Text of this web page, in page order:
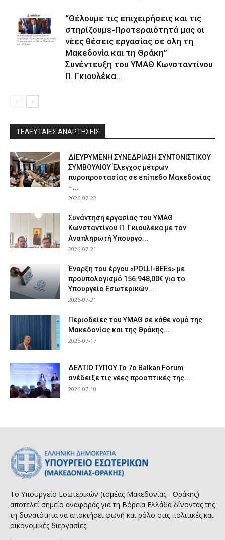
“Θέλουμε τις επιχειρήσεις και τις
στηρίζουμε-Προτεραιότητά μας οι
νέες θέσεις εργασίας σε ολη τη
Μακεδονία και τη Θράκη”
Συνέντευξη του ΥΜΑΘ Κωνσταντίνου
Π. Γκιουλέκα...
ΤΕΛΕΥΤΑΙΕΣ ΑΝΑΡΤΗΣΕΙΣ
ΔΙΕΥΡΥΜΕΝΗ ΣΥΝΕΔΡΙΑΣΗ ΣΥΝΤΟΝΙΣΤΙΚΟΥ
ΣΥΜΒΟΥΛΙΟΥ Έλεγχος μέτρων
πυροπροστασίας σε επίπεδο Μακεδονίας
–...
2026-07-22
Συνάντηση εργασίας του ΥΜΑΘ
Κωνσταντίνου Π. Γκιουλέκα με τον
Αναπληρωτή Υπουργό...
2026-07-21
Έναρξη του έργου «POLLI-BEEs» με
προϋπολογισμό 156.948,00€ για το
Υπουργείο Εσωτερικών...
2026-07-21
Περιοδείες του ΥΜΑΘ σε κάθε νομό της
Μακεδονίας και της Θράκης...
2026-07-17
ΔΕΛΤΙΟ ΤΥΠΟΥ Το 7ο Balkan Forum
ανέδειξε τις νέες προοπτικές της...
2026-07-10
Το Υπουργείο Εσωτερικών (τομέας Μακεδονίας - Θράκης)
αποτελεί σημείο αναφοράς για τη Βόρεια Ελλάδα δίνοντας της
τη δυνατότητα να αποκτήσει φωνή και ρόλο στις πολιτικές και
οικονομικές διεργασίες.